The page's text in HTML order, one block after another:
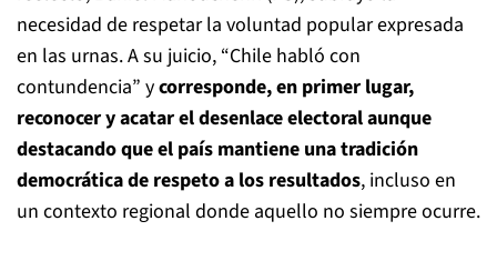
necesidad de respetar la voluntad popular expresada
en las urnas. A su juicio, “Chile habló con
contundencia” ycorresponde, en primer lugar,
reconocer y acatar el desenlace electoral aunque
destacando que el país mantiene una tradición
democrática de respeto a los resultados, incluso en
un contexto regional donde aquello no siempre ocurre.